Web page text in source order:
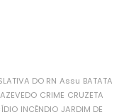
DO RN Assu BATATA
CRIME CRUZETA
INCÊNDIO JARDIM DE